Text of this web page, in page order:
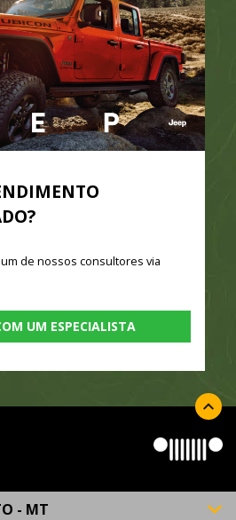
de nossos consultores via
UM ESPECIALISTA
- MT